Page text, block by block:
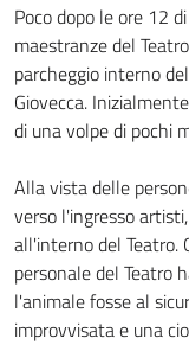
Poco dopo le ore 12
maestranze del
parcheggio interno
Giovecca.
di una volpe di pochi
Alla vista delle
verso l'ingresso
all'interno del Teatro.
personale del Teatro
l'animale fosse al
improvvisata e una